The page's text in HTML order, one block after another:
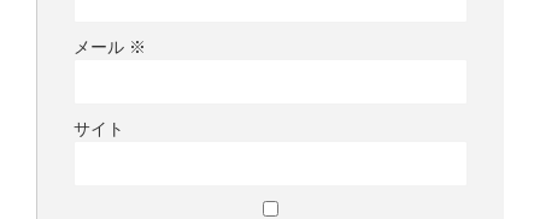
メール ※
サイト